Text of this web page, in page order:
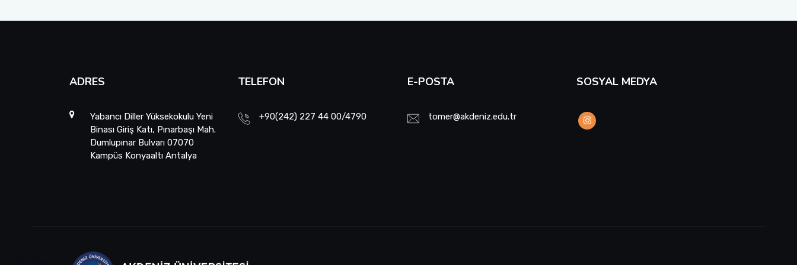
ADRES
Yabancı Diller Yüksekokulu Yeni
Binası Giriş Katı, Pınarbaşı Mah.
Dumlupınar Bulvarı 07070
Kampüs Konyaaltı Antalya
TELEFON
+90(242) 227 44 00/4790
E-POSTA
tomer@akdeniz.edu.tr
SOSYAL MEDYA